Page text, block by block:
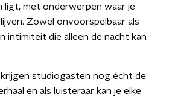
ligt, met onderwerpen waar je
Zowel onvoorspelbaar als
intimiteit die alleen de nacht kan
krijgen studiogasten nog écht de
en als luisteraar kan je elke